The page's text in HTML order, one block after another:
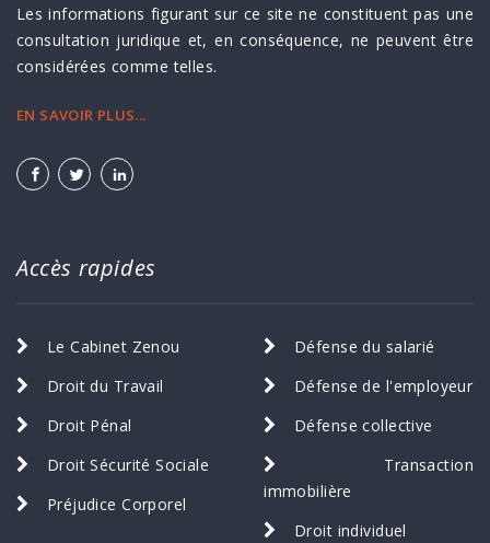
Les informations figurant sur ce site ne constituent pas une
consultation juridique et, en conséquence, ne peuvent être
considérées comme telles.
EN SAVOIR PLUS...
Accès rapides
Le Cabinet Zenou
Droit du Travail
Droit Pénal
Droit Sécurité Sociale
Préjudice Corporel
Défense du salarié
Défense de l'employeur
Défense collective
Transaction
immobilière
Droit individuel